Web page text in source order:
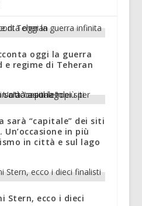
oggi la guerra
regime di Teheran
sarà “capitale” dei siti
in più
in città e sul lago
Stern, ecco i dieci